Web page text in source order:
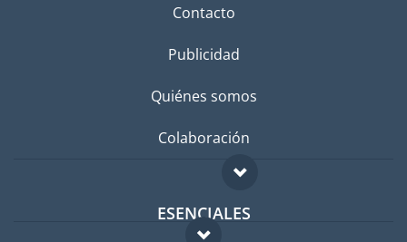
Contacto
Publicidad
Quiénes somos
Colaboración
ESENCIALES